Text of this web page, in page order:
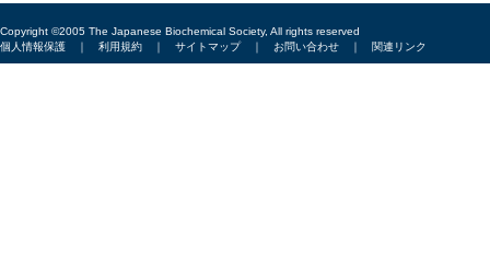
Copyright ©2005 The Japanese Biochemical Society, All rights reserved
個人情報保護 ｜ 利用規約 ｜ サイトマップ｜ お問い合わせ ｜ 関連リンク